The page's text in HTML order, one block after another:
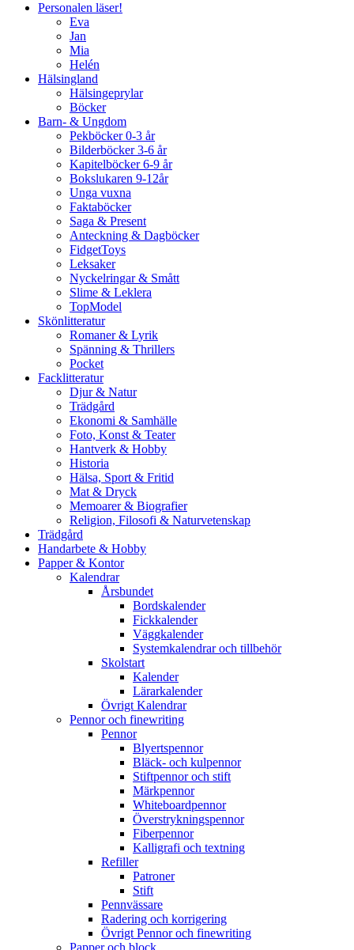
Personalen läser!
Eva
Jan
Mia
Helén
Hälsingland
Hälsingeprylar
Böcker
Barn- & Ungdom
Pekböcker 0-3 år
Bilderböcker 3-6 år
Kapitelböcker 6-9 år
Bokslukaren 9-12år
Unga vuxna
Faktaböcker
Saga & Present
Anteckning & Dagböcker
FidgetToys
Leksaker
Nyckelringar & Smått
Slime & Leklera
TopModel
Skönlitteratur
Romaner & Lyrik
Spänning & Thrillers
Pocket
Facklitteratur
Djur & Natur
Trädgård
Ekonomi & Samhälle
Foto, Konst & Teater
Hantverk & Hobby
Historia
Hälsa, Sport & Fritid
Mat & Dryck
Memoarer & Biografier
Religion, Filosofi & Naturvetenskap
Trädgård
Handarbete & Hobby
Papper & Kontor
Kalendrar
Årsbundet
Bordskalender
Fickkalender
Väggkalender
Systemkalendrar och tillbehör
Skolstart
Kalender
Lärarkalender
Övrigt Kalendrar
Pennor och finewriting
Pennor
Blyertspennor
Bläck- och kulpennor
Stiftpennor och stift
Märkpennor
Whiteboardpennor
Överstrykningspennor
Fiberpennor
Kalligrafi och textning
Refiller
Patroner
Stift
Pennvässare
Radering och korrigering
Övrigt Pennor och finewriting
Papper och block